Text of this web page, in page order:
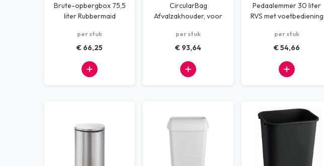
Brute-opbergbox 75,5
liter Rubbermaid
per stuk
€ 66,25
CircularBag
Afvalzakhouder, voor
per stuk
€ 93,64
Pedaalemmer 30 liter
RVS met voetbediening
per stuk
€ 54,66